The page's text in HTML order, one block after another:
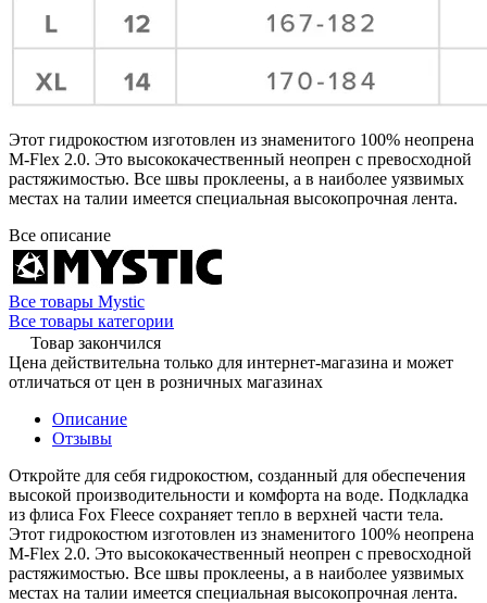
Этот гидрокостюм изготовлен из знаменитого 100% неопрена
M-Flex 2.0. Это высококачественный неопрен с превосходной
растяжимостью. Все швы проклеены, а в наиболее уязвимых
местах на талии имеется специальная высокопрочная лента.
Все описание
Все товары Mystic
Все товары категории
Товар закончился
Цена действительна только для интернет-магазина и может
отличаться от цен в розничных магазинах
Описание
Отзывы
Откройте для себя гидрокостюм, созданный для обеспечения
высокой производительности и комфорта на воде. Подкладка
из флиса Fox Fleece сохраняет тепло в верхней части тела.
Этот гидрокостюм изготовлен из знаменитого 100% неопрена
M-Flex 2.0. Это высококачественный неопрен с превосходной
растяжимостью. Все швы проклеены, а в наиболее уязвимых
местах на талии имеется специальная высокопрочная лента.